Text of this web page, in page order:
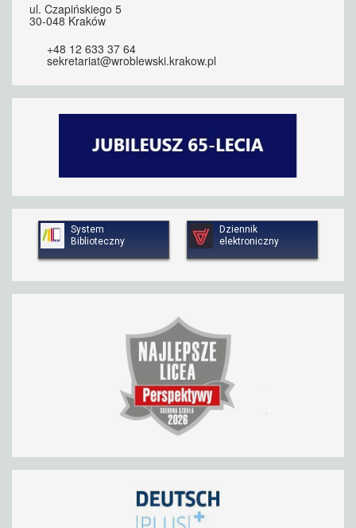
ul. Czapińskiego 5
30-048 Kraków
+48 12 633 37 64
sekretariat@wroblewski.krakow.pl
System
Biblioteczny
Dziennik
elektroniczny